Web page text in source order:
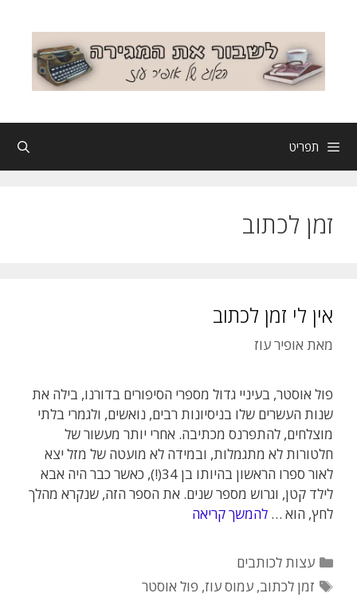
תפריט
זמן לכתוב
אין לי זמן לכתוב
מאת אופיר עוז
פול אוסטר, בעיניי גדול מספרי הסיפורים בדורנו, בילה את
שנות העשרים שלו בניסיונות רבים, נואשים, ולגמרי בלתי
מוצלחים, להתפרנס מכתיבה. אחרי יותר מעשור של
חלטורות לא מתגמלות, ובמידה לא מועטה של מזל יצא
לאור ספרו הראשון בהיותו בן 34(!), כאשר כבר היה אבא
לילד קטן, וגרוש מספר שנים. את הספר הזה, שנקרא מהלך
לחץ, הוא … להמשך קריאה
קטגוריות
עצות לכותבים
תגיות
זמן לכתוב,עמוס עוז, פול אוסטר